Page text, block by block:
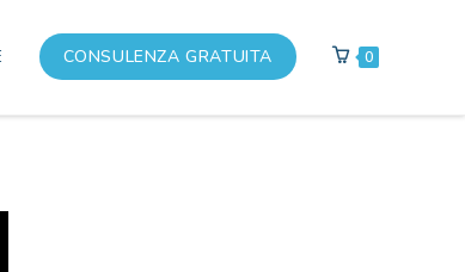
CONSULENZA GRATUITA 0